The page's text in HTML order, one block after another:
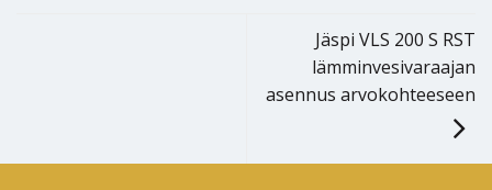
Jäspi VLS 200 S RST
lämminvesivaraajan
asennus arvokohteeseen